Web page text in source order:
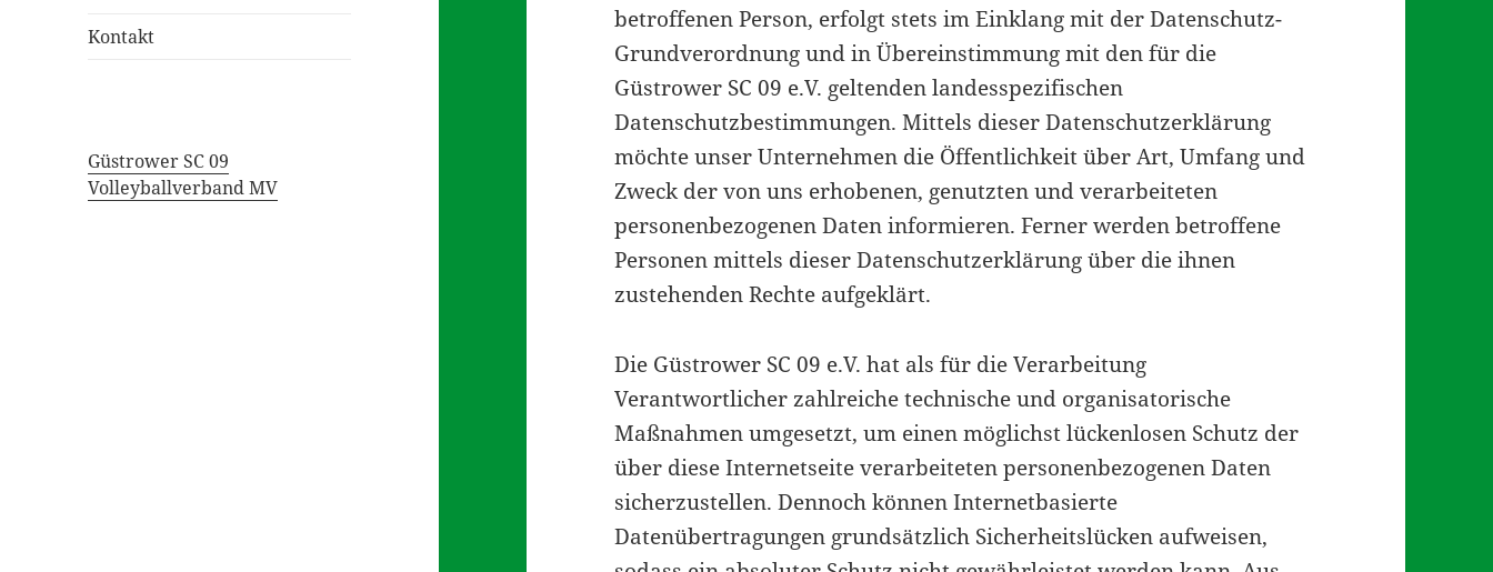
Kontakt
Güstrower SC 09
Volleyballverband MV
betroffenen Person, erfolgt stets im Einklang mit der Datenschutz-
Grundverordnung und in Übereinstimmung mit den für die
Güstrower SC 09 e.V. geltenden landesspezifischen
Datenschutzbestimmungen. Mittels dieser Datenschutzerklärung
möchte unser Unternehmen die Öffentlichkeit über Art, Umfang und
Zweck der von uns erhobenen, genutzten und verarbeiteten
personenbezogenen Daten informieren. Ferner werden betroffene
Personen mittels dieser Datenschutzerklärung über die ihnen
zustehenden Rechte aufgeklärt.
Die Güstrower SC 09 e.V. hat als für die Verarbeitung
Verantwortlicher zahlreiche technische und organisatorische
Maßnahmen umgesetzt, um einen möglichst lückenlosen Schutz der
über diese Internetseite verarbeiteten personenbezogenen Daten
sicherzustellen. Dennoch können Internetbasierte
Datenübertragungen grundsätzlich Sicherheitslücken aufweisen,